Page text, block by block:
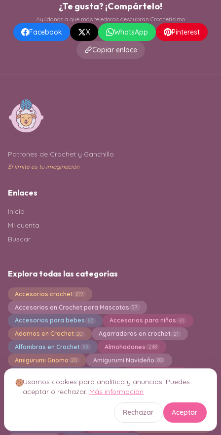
¿Te gusta? ¡Compártelo!
Ayúdanos a que más tejedoras descubran Crochetísimo
Facebook X WhatsApp
Pinterest
Copiar enlace
Patrones de Crochet y Ganchillo
El límite es tu imaginación
Enlaces
Inicio
Mi cuenta
Buscar
Explora todas las categorías
Accesorios crochet 319
Accesorios en Crochet para Mascotas 57
Accesorios para bebes 62 Accesorios para niñas 61
Adornos en Crochet 20 Agarraderas en crochet 21
Alfombras en Crochet 99 Almohadones 248
Amigurumi Gnomo 20 Amigurumi Navideño 80
Aplicaciones en crochet 60 Bandoleras en crochet 5
Blusas crochet 111
Usamos cookies para analítica y anuncios. Puedes
aceptar o rechazar. Más información
Rechazar Aceptar